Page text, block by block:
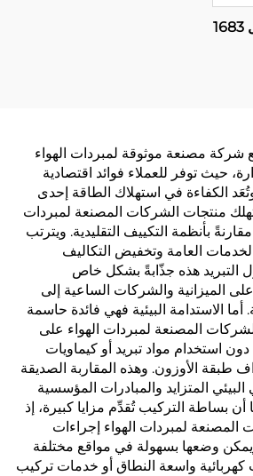
شركة مصنعة موثوقة لمبردات الهواء
حيث توفر للعملاء فوائد اقتصادية
الكفاءة في استهلاك الطاقة إحدى
منتجات الشركات المصنعة لمبردات
بأنظمة التكييف التقليدية. ويترتب
العامة وتخفيض التكاليف
التبريد هذه جذّابةً بشكل خاص
الميزانية والشركات الساعية إلى
أما الاستدامة البيئية فهي فائدة حاسمة
المصنعة لمبردات الهواء على
استخدام مواد تبريد أو كيماويات
طبقة الأوزون. وهذه المقاربة الصديقة
المتزايد والمبادرات المؤسسية
أن بساطة التركيب تُقدِّم مزايا كبيرة، إذ
لمبردات الهواء إجراءات
وضعها بسهولة في مواقع مختلفة
كهربائية واسعة النطاق أو خدمات تركيب